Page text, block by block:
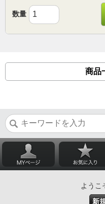
数量
商品
ようこ
新